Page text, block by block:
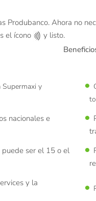
Produbanco. Ahora no
el ícono
y listo.
Supermaxi y
nacionales e
ser el 15 o el
y la